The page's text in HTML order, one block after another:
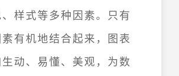
样式等多种因素。只有
有机地结合起来，图表
动、易懂、美观，为数